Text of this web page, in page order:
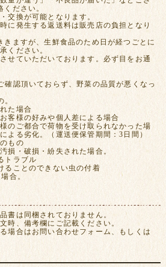
ださい。
交換が可能となります。
に発生する返送料は販売店の負担となり
ますが、生鮮食品のため日が経つごとに
ください。
せていただいております。必ず目をお通
確認頂いておらず、野菜の品質が悪くなっ
た場合
客様の好みや個人差による場合
のご都合で荷物を受け取られなかった場
よる劣化。（運送便保管期間：3日間）
もの
損・破損・紛失された場合。
トラブル
ることのできない虫の付着
合。
書は同梱されておりません。
時、備考欄にご記載ください。
場合はお問い合わせフォーム、もしくは